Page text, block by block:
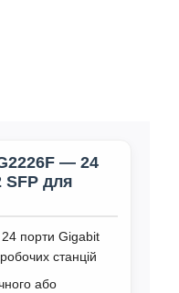
— 24
для
24 порти Gigabit
станцій
або